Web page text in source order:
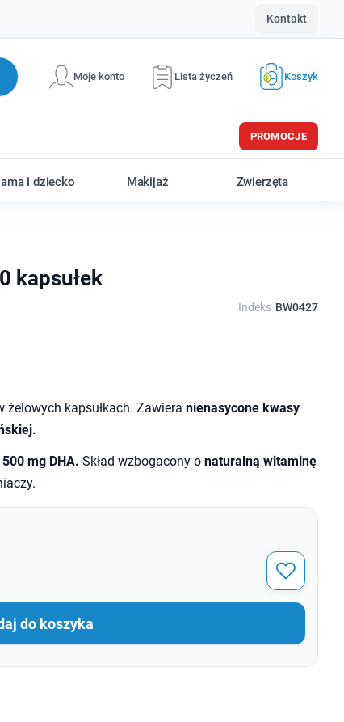
Kontakt
Moje konto Lista życzeń Koszyk
PROMOCJE
i dziecko Makijaż Zwierzęta
kapsułek
Indeks BW0427
żelowych kapsułkach. Zawiera nienasycone kwasy
mg DHA. Skład wzbogacony o naturalną witaminę
do koszyka